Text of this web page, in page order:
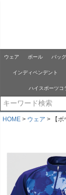
ウェア ボール バッグ
インディペンデント
ハイスポーツコ
HOME ウェア 【